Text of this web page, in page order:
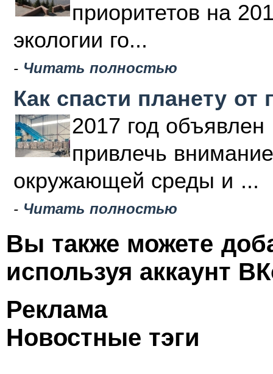
приоритетов на
экологии го...
- Читать полностью
Как спасти планету от
2017 год объявлен
привлечь
окружающей среды и ...
- Читать полностью
Вы также можете
используя аккаунт
Реклама
Новостные тэги